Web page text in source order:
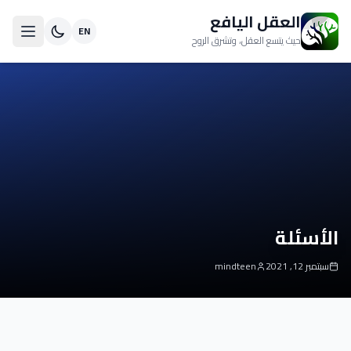
العقل اليافع
حيث يتسع العقل، وتشرق الروح EN
الأسئلة
سبتمبر 12, 2021 mindteen